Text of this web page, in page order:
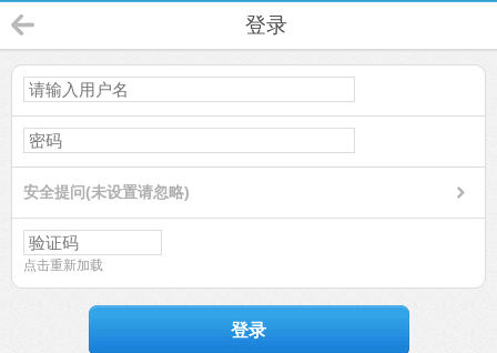
登录
安全提问(未设置请忽略)
点击重新加载
登录